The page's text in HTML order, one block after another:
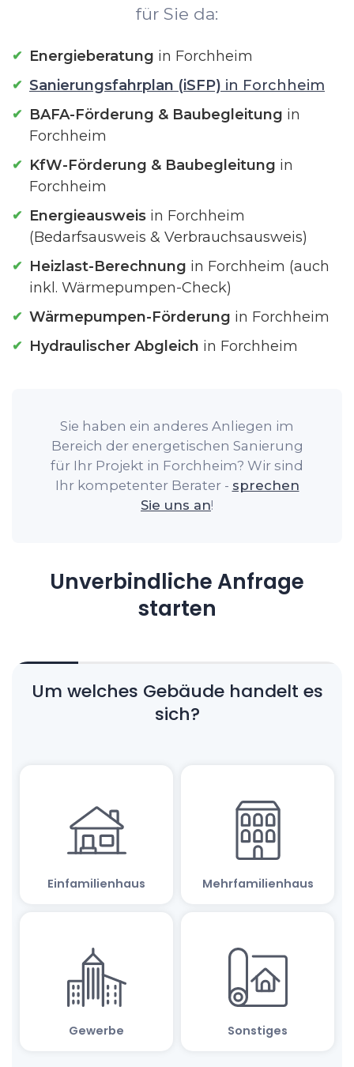
für Sie da:
Energieberatung in Forchheim
Sanierungsfahrplan (iSFP) in Forchheim
BAFA-Förderung & Baubegleitung in
Forchheim
KfW-Förderung & Baubegleitung in
Forchheim
Energieausweis in Forchheim
(Bedarfsausweis & Verbrauchsausweis)
Heizlast-Berechnung in Forchheim (auch
inkl. Wärmepumpen-Check)
Wärmepumpen-Förderung in Forchheim
Hydraulischer Abgleich in Forchheim
Sie haben ein anderes Anliegen im
Bereich der energetischen Sanierung
für Ihr Projekt in Forchheim? Wir sind
Ihr kompetenter Berater - sprechen
Sie uns an!
Unverbindliche Anfrage
starten